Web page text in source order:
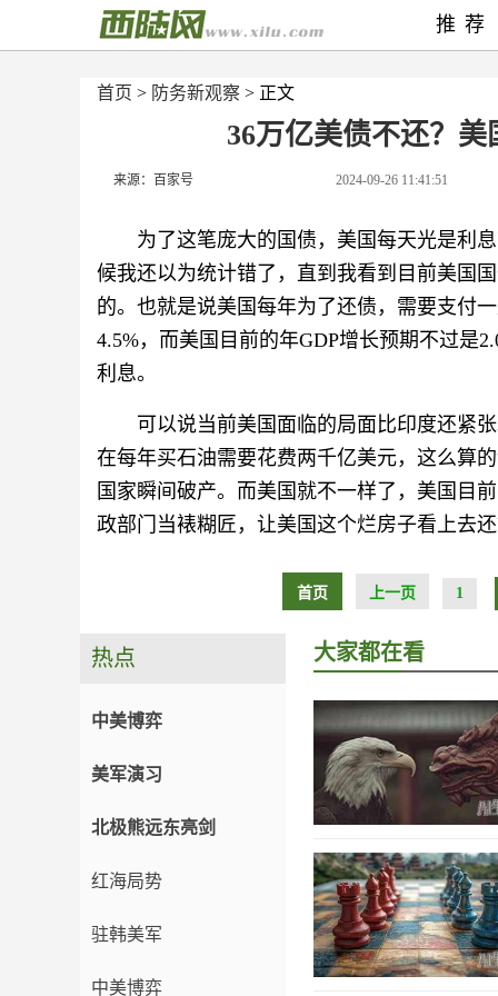
首页 > 防务新观察 > 正文
36万亿美债不还？
来源：百家号 2024-09-26 11:41:51
为了这笔庞大的国债，美国每天光是利
候我还以为统计错了，直到我看到目前美国
的。也就是说美国每年为了还债，需要支付
4.5%，而美国目前的年GDP增长预期不过是
利息。
可以说当前美国面临的局面比印度还紧
在每年买石油需要花费两千亿美元，这么算
国家瞬间破产。而美国就不一样了，美国目
政部门当裱糊匠，让美国这个烂房子看上去
首页 上一页 1
推荐
热点
中美博弈
美军演习
北极熊远东亮剑
红海局势
驻韩美军
中美博弈
大家都在看